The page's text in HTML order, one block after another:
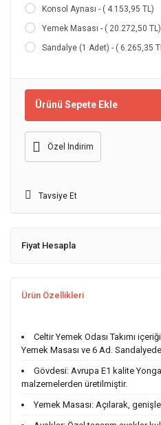
Konsol Aynası - ( 4.153,95 TL)
Yemek Masası - ( 20.272,50 TL)
Sandalye (1 Adet) - ( 6.265,35
Ürünü Sepete Ekle
Özel İndirim
Tavsiye Et
Fiyat Hesapla
Ürün Özellikleri
Celtir Yemek Odası Takımı
Yemek Masası ve 6 Ad.
Gövdesi: Avrupa E1 kalite
malzemelerden üretilmiştir.
Yemek Masası: Açılarak,